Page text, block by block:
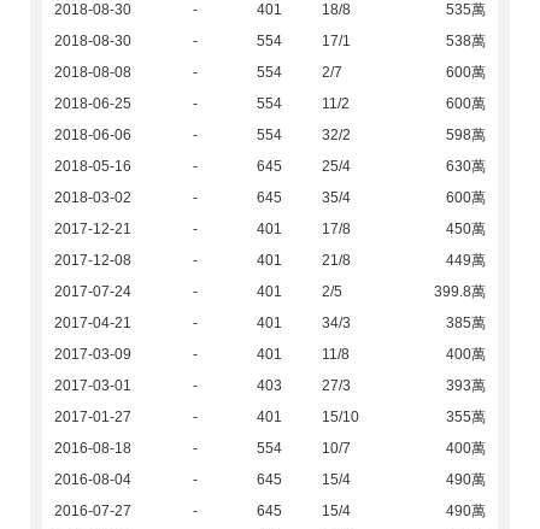
2018-08-30
- 401 18/8
535萬
2018-08-30
- 554 17/1
538萬
2018-08-08
- 554 2/7
600萬
2018-06-25
- 554 11/2
600萬
2018-06-06
- 554 32/2
598萬
2018-05-16
- 645 25/4
630萬
2018-03-02
- 645 35/4
600萬
2017-12-21
- 401 17/8
450萬
2017-12-08
- 401 21/8
449萬
2017-07-24
- 401 2/5
399.8萬
2017-04-21
- 401 34/3
385萬
2017-03-09
- 401 11/8
400萬
2017-03-01
- 403 27/3
393萬
2017-01-27
- 401 15/10
355萬
2016-08-18
- 554 10/7
400萬
2016-08-04
- 645 15/4
490萬
2016-07-27
- 645 15/4
490萬